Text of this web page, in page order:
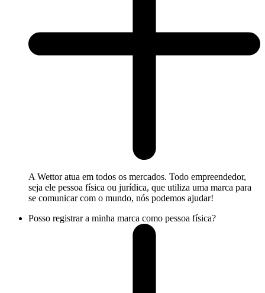
A Wettor atua em todos os mercados. Todo empreendedor,
seja ele pessoa física ou jurídica, que utiliza uma marca para
se comunicar com o mundo, nós podemos ajudar!
Posso registrar a minha marca como pessoa física?